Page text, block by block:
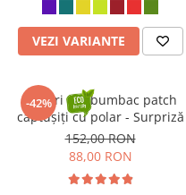
VEZI VARIANTE
-42%
Șalvari din bumbac patch
căptușiți cu polar - Surpriză
152,00 RON
88,00 RON